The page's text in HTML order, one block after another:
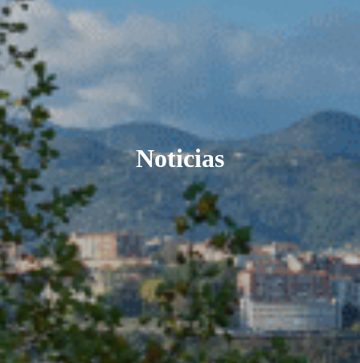
Noticias